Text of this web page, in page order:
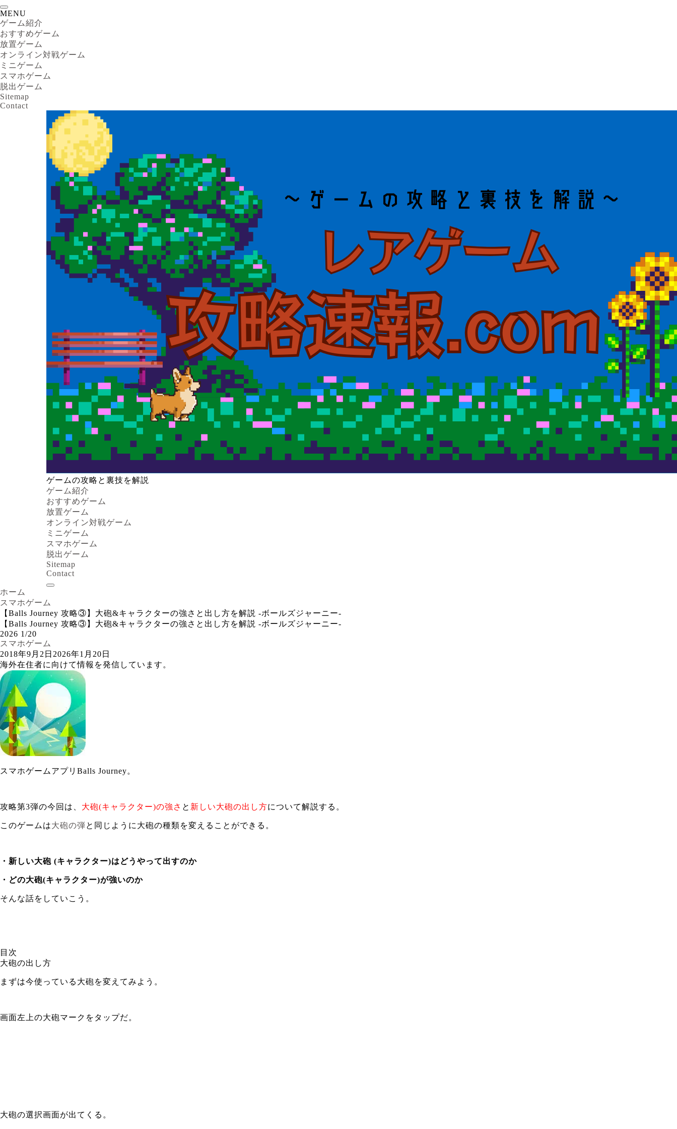
MENU
ゲーム紹介
おすすめゲーム
放置ゲーム
オンライン対戦ゲーム
ミニゲーム
スマホゲーム
脱出ゲーム
Sitemap
Contact
ゲームの攻略と裏技を解説
ゲーム紹介
おすすめゲーム
放置ゲーム
オンライン対戦ゲーム
ミニゲーム
スマホゲーム
脱出ゲーム
Sitemap
Contact
ホーム
スマホゲーム
【Balls Journey 攻略③】大砲&キャラクターの強さと出し方を解説 -ボールズジャーニー-
【Balls Journey 攻略③】大砲&キャラクターの強さと出し方を解説 -ボールズジャーニー-
2026 1/20
スマホゲーム
2018年9月2日 2026年1月20日
海外在住者に向けて情報を発信しています。
スマホゲームアプリBalls Journey。
攻略第3弾の今回は、 大砲(キャラクター)の強さ と 新しい大砲の出し方について解説する。
このゲームは大砲の弾と同じように大砲の種類を変えることができる。
・新しい大砲 (キャラクター)はどうやって出すのか
・どの大砲(キャラクター)が強いのか
そんな話をしていこう。
目次
大砲の出し方
まずは今使っている大砲を変えてみよう。
画面左上の大砲マークをタップだ。
大砲の選択画面が出てくる。